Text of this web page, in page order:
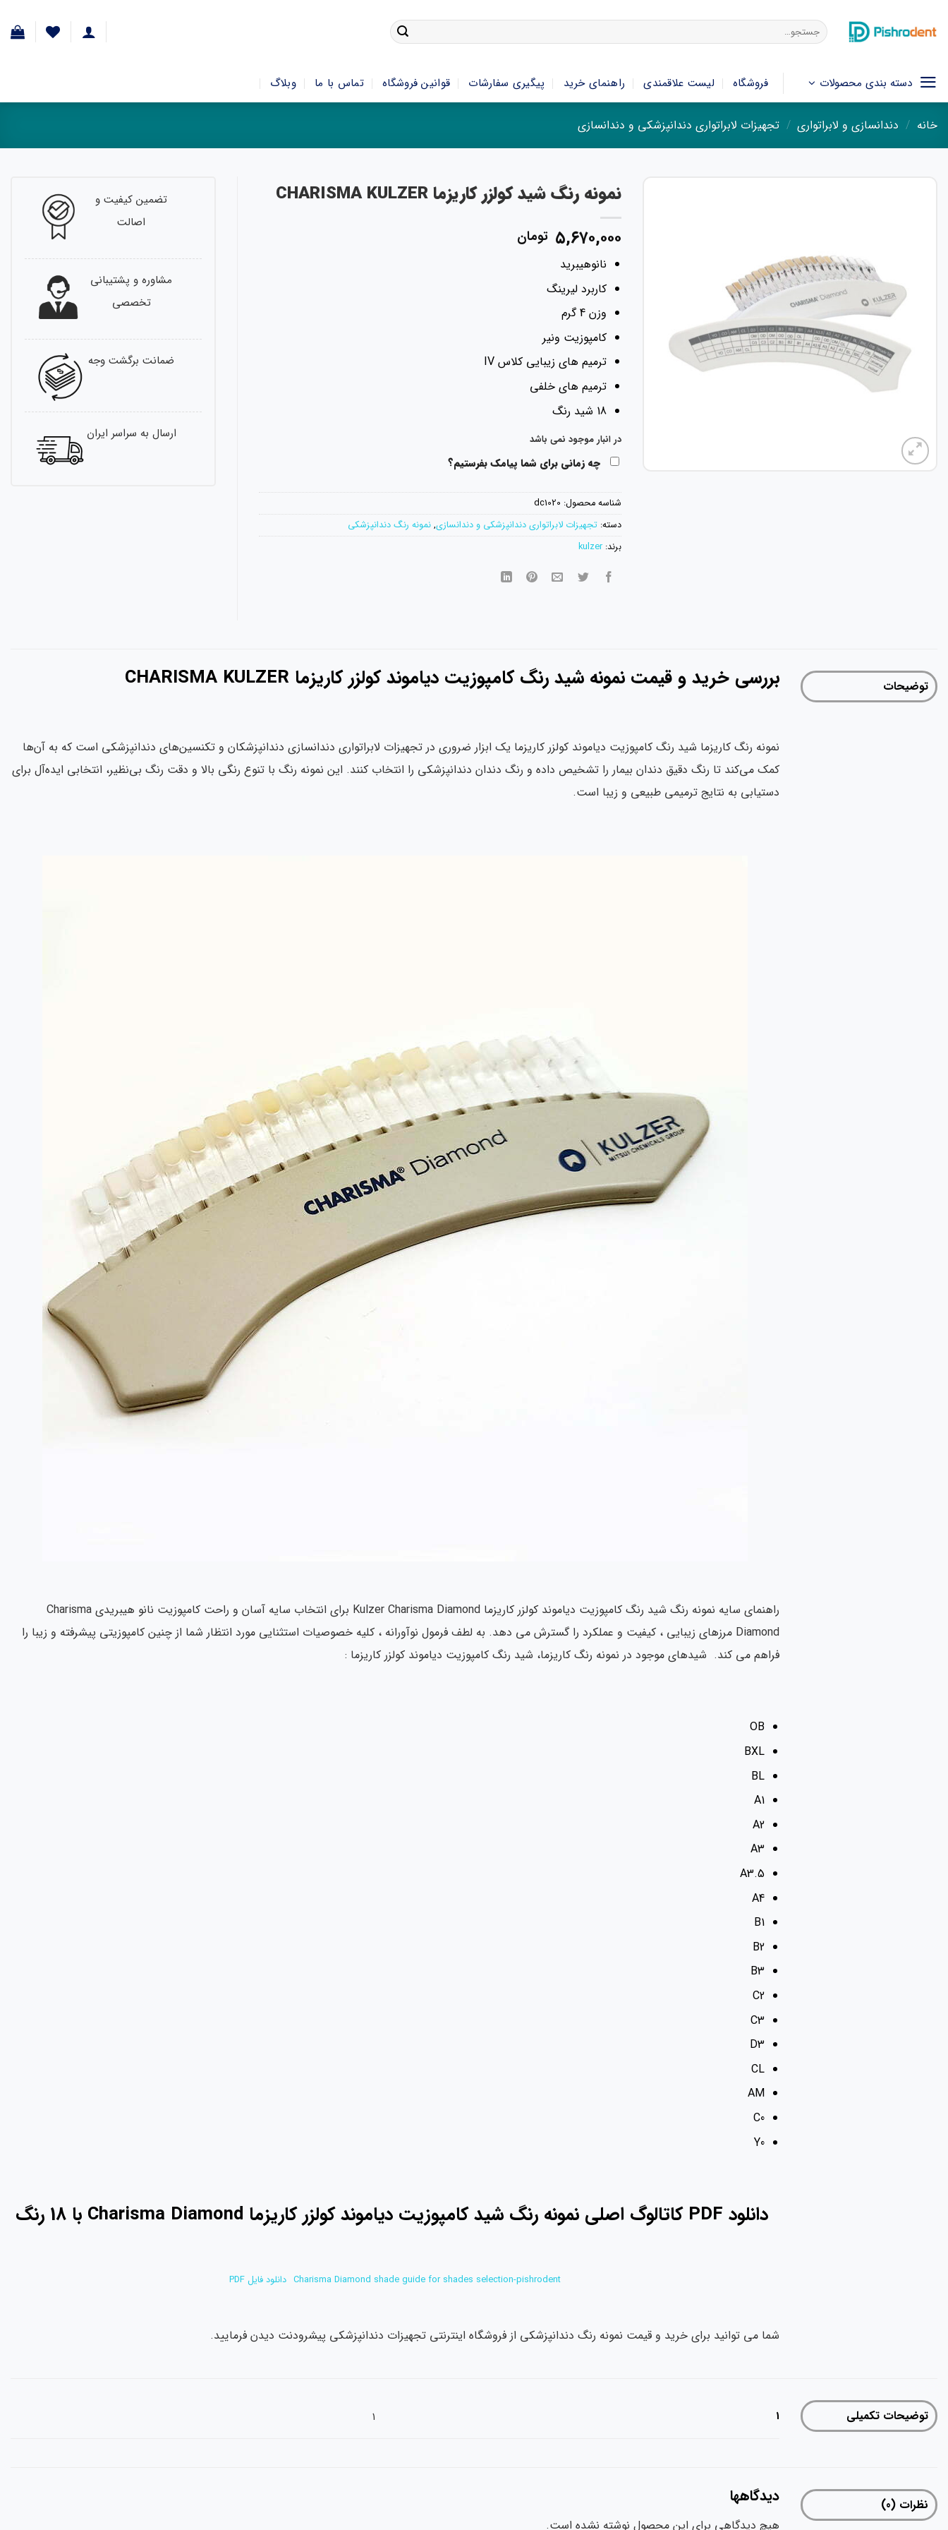
جستجو
برای:
دسته بندی محصولات فروشگاه لیست علاقمندی راهنمای خرید پیگیری سفارشات قوانین فروشگاه تماس با ما وبلاگ
خانه / دندانسازی و لابراتواری / تجهیزات لابراتواری دندانپزشکی و دندانسازی
نمونه رنگ شید کولزر کاریزما CHARISMA KULZER
۵,۶۷۰,۰۰۰ تومان
نانوهیبرید
کاربرد لیرینگ
وزن 4 گرم
کامپوزیت ونیر
ترمیم های زیبایی کلاس IV
ترمیم های خلفی
18 شید رنگ
در انبار موجود نمی باشد
چه زمانی برای شما پیامک بفرستیم؟
شناسه محصول: dc1020
دسته: تجهیزات لابراتواری دندانپزشکی و دندانسازی, نمونه رنگ دندانپزشکی
برند: kulzer
تضمین کیفیت و
اصالت
مشاوره و پشتیبانی
تخصصی
ضمانت برگشت وجه
ارسال به سراسر ایران
توضیحات بررسی خرید و قیمت نمونه شید رنگ کامپوزیت دیاموند کولزر کاریزما CHARISMA KULZER
نمونه رنگ کاریزما شید رنگ کامپوزیت دیاموند کولزر کاریزما یک ابزار ضروری در تجهیزات لابراتواری دندانسازی دندانپزشکان و تکنسین‌های دندانپزشکی است که به آن‌ها
کمک می‌کند تا رنگ دقیق دندان بیمار را تشخیص داده و رنگ دندان دندانپزشکی را انتخاب کنند. این نمونه رنگ با تنوع رنگی بالا و دقت رنگ بی‌نظیر، انتخابی ایده‌آل برای
دستیابی به نتایج ترمیمی طبیعی و زیبا است.
راهنمای سایه نمونه رنگ شید رنگ کامپوزیت دیاموند کولزر کاریزما Kulzer Charisma Diamond برای انتخاب سایه آسان و راحت کامپوزیت نانو هیبریدی Charisma
Diamond مرزهای زیبایی ، کیفیت و عملکرد را گسترش می دهد. به لطف فرمول نوآورانه ، کلیه خصوصیات استثنایی مورد انتظار شما از چنین کامپوزیتی پیشرفته و زیبا را
فراهم می کند. شیدهای موجود در نمونه رنگ کاریزما، شید رنگ کامپوزیت دیاموند کولزر کاریزما :
OB
BXL
BL
A1
A2
A3
A3.5
A4
B1
B2
B3
C2
C3
D3
CL
AM
C0
Y0
دانلود PDF کاتالوگ اصلی نمونه رنگ شید کامپوزیت دیاموند کولزر کاریزما Charisma Diamond با 18 رنگ
Charisma Diamond shade guide for shades selection-pishrodent دانلود فایل PDF
شما می توانید برای خرید و قیمت نمونه رنگ دندانپزشکی از فروشگاه اینترنتی تجهیزات دندانپزشکی پیشرودنت دیدن فرمایید.
توضیحات تکمیلی 1
1
نظرات (0) دیدگاهها
هیچ دیدگاهی برای این محصول نوشته نشده است.